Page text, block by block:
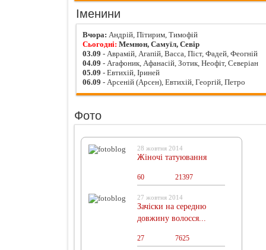
Іменини
Вчора: Андрій, Пітирим, Тимофій
Сьогодні: Мемнон, Самуїл, Севір
03.09 - Аврамій, Агапій, Васса, Піст, Фадей, Феогній
04.09 - Агафоник, Афанасій, Зотик, Неофіт, Северіан
05.09 - Евтихій, Іриней
06.09 - Арсеній (Арсен), Евтихій, Георгій, Петро
Фото
28 жовтня 2014
Жіночі татуювання
60 21397
27 жовтня 2014
Зачіски на середню
довжину волосся...
27 7625